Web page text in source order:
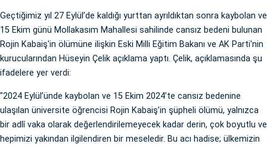
Geçtiğimiz yıl 27 Eylül’de kaldığı yurttan ayrıldıktan sonra kaybolan ve
15 Ekim günü Mollakasım Mahallesi sahilinde cansız bedeni bulunan
Rojin Kabaiş'in ölümüne ilişkin Eski Milli Eğitim Bakanı ve AK Parti'nin
kurucularından Hüseyin Çelik açıklama yaptı. Çelik, açıklamasında şu
ifadelere yer verdi:
"2024 Eylül’ünde kaybolan ve 15 Ekim 2024’te cansız bedenine
ulaşılan üniversite öğrencisi Rojin Kabaiş’in şüpheli ölümü, yalnızca
bir adlî vaka olarak değerlendirilemeyecek kadar derin, çok boyutlu ve
hepimizi yakından ilgilendiren bir meseledir. Bu acı hadise; ülkemizin